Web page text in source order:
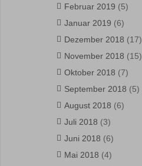
Februar 2019 (5)
Januar 2019 (6)
Dezember 2018 (17)
November 2018 (15)
Oktober 2018 (7)
September 2018 (5)
August 2018 (6)
Juli 2018 (3)
Juni 2018 (6)
Mai 2018 (4)